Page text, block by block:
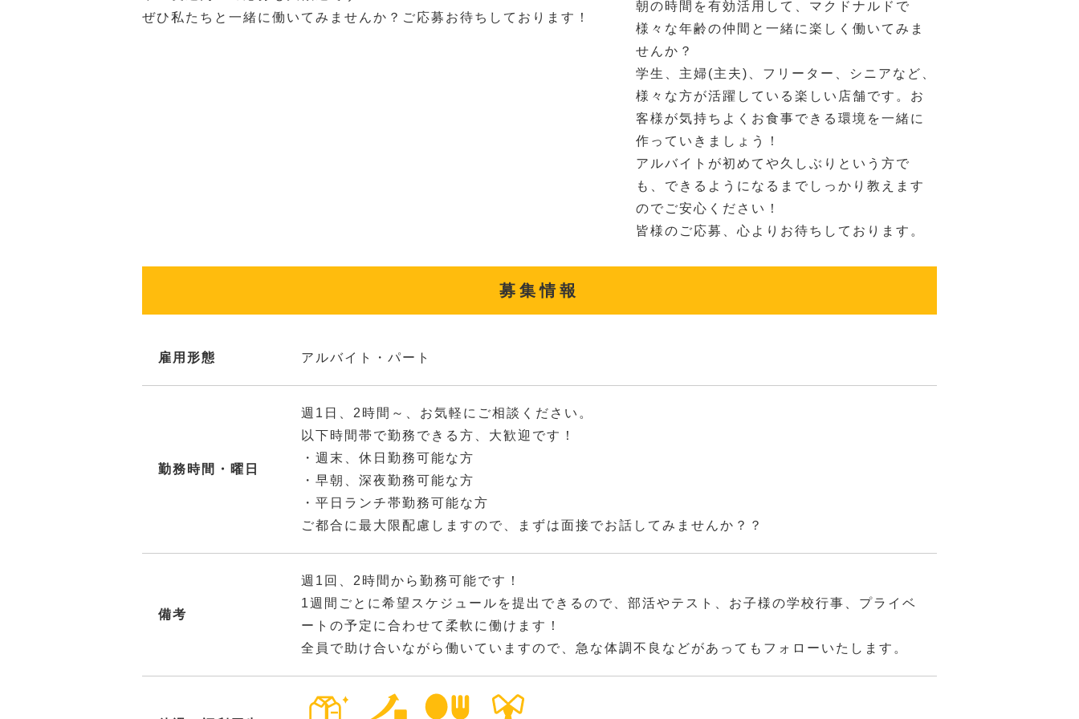
ぜひ私たちと一緒に働いてみませんか？ご応募お待ちしております！
朝の時間を有効活用して、マクドナルドで
様々な年齢の仲間と一緒に楽しく働いてみま
せんか？
学生、主婦(主夫)、フリーター、シニアなど、
様々な方が活躍している楽しい店舗です。お
客様が気持ちよくお食事できる環境を一緒に
作っていきましょう！
アルバイトが初めてや久しぶりという方で
も、できるようになるまでしっかり教えます
のでご安心ください！
皆様のご応募、心よりお待ちしております。
募集情報
雇用形態 アルバイト・パート
勤務時間・曜日
週1日、2時間～、お気軽にご相談ください。
以下時間帯で勤務できる方、大歓迎です！
・週末、休日勤務可能な方
・早朝、深夜勤務可能な方
・平日ランチ帯勤務可能な方
ご都合に最大限配慮しますので、まずは面接でお話してみませんか？？
備考
週1回、2時間から勤務可能です！
1週間ごとに希望スケジュールを提出できるので、部活やテスト、お子様の学校行事、プライベ
ートの予定に合わせて柔軟に働けます！
全員で助け合いながら働いていますので、急な体調不良などがあってもフォローいたします。